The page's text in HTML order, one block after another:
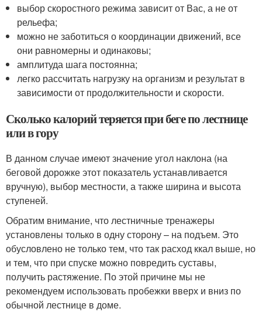
выбор скоростного режима зависит от Вас, а не от
рельефа;
можно не заботиться о координации движений, все
они равномерны и одинаковы;
амплитуда шага постоянна;
легко рассчитать нагрузку на организм и результат в
зависимости от продолжительности и скорости.
Сколько калорий теряется при беге по лестнице
или в гору
В данном случае имеют значение угол наклона (на
беговой дорожке этот показатель устанавливается
вручную), выбор местности, а также ширина и высота
ступеней.
Обратим внимание, что лестничные тренажеры
установлены только в одну сторону – на подъем. Это
обусловлено не только тем, что так расход ккал выше, но
и тем, что при спуске можно повредить суставы,
получить растяжение. По этой причине мы не
рекомендуем использовать пробежки вверх и вниз по
обычной лестнице в доме.